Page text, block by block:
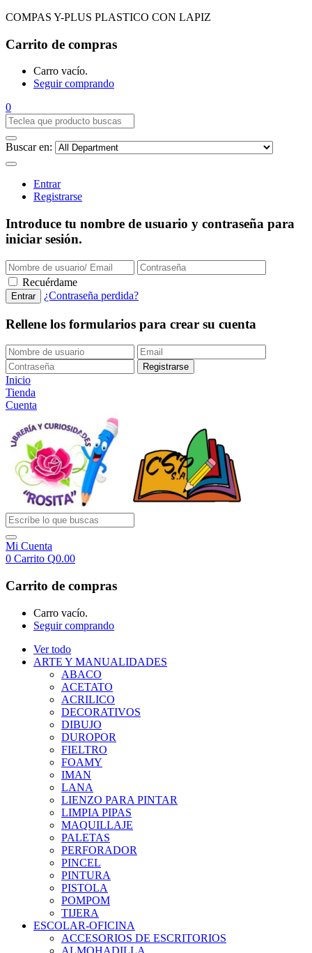
COMPAS Y-PLUS PLASTICO CON LAPIZ
Carrito de compras
Carro vacío.
Seguir comprando
0
Buscar en:
Entrar
Registrarse
Introduce tu nombre de usuario y contraseña para
iniciar sesión.
Recuérdame
¿Contraseña perdida?
Rellene los formularios para crear su cuenta
Inicio
Tienda
Cuenta
Mi Cuenta
0 Carrito Q0.00
Carrito de compras
Carro vacío.
Seguir comprando
Ver todo
ARTE Y MANUALIDADES
ABACO
ACETATO
ACRILICO
DECORATIVOS
DIBUJO
DUROPOR
FIELTRO
FOAMY
IMAN
LANA
LIENZO PARA PINTAR
LIMPIA PIPAS
MAQUILLAJE
PALETAS
PERFORADOR
PINCEL
PINTURA
PISTOLA
POMPOM
TIJERA
ESCOLAR-OFICINA
ACCESORIOS DE ESCRITORIOS
ALMOHADILLA